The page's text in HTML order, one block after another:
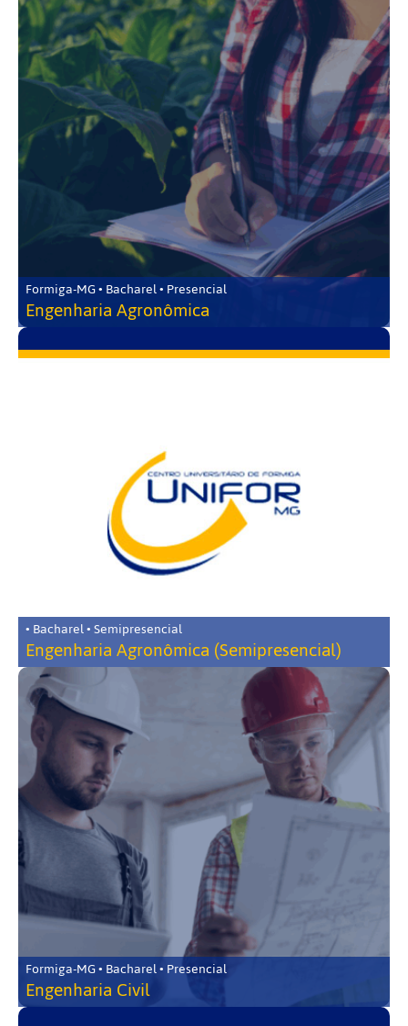
Formiga-MG • Bacharel • Presencial
Engenharia Agronômica
• Bacharel • Semipresencial
Engenharia Agronômica (Semipresencial)
Formiga-MG • Bacharel • Presencial
Engenharia Civil